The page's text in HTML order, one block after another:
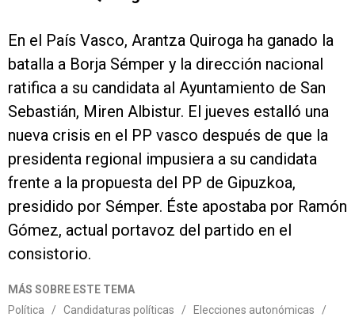
En el País Vasco, Arantza Quiroga ha ganado la
batalla a Borja Sémper y la dirección nacional
ratifica a su candidata al Ayuntamiento de San
Sebastián, Miren Albistur. El jueves estalló una
nueva crisis en el PP vasco después de que la
presidenta regional impusiera a su candidata
frente a la propuesta del PP de Gipuzkoa,
presidido por Sémper. Éste apostaba por Ramón
Gómez, actual portavoz del partido en el
consistorio.
MÁS SOBRE ESTE TEMA
Política
/ Candidaturas políticas / Elecciones autonómicas
/